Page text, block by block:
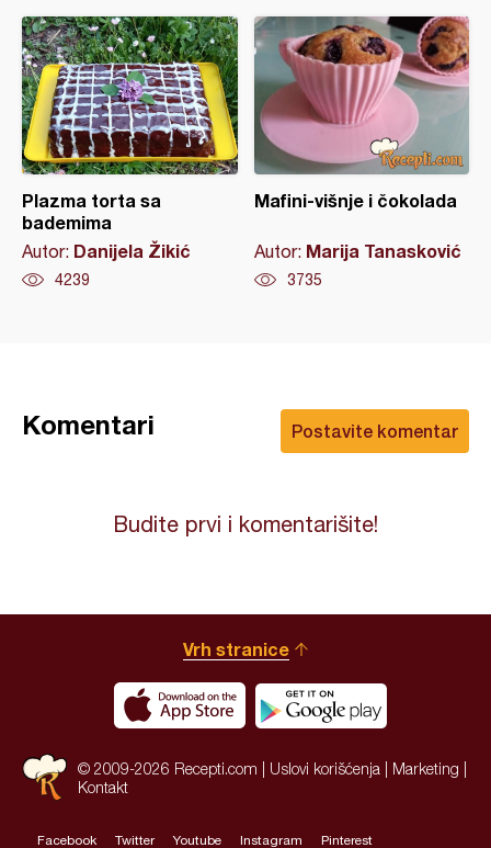
Plazma torta sa
bademima
Autor: Danijela Žikić
4239
Mafini-višnje i čokolada
Autor: Marija Tanasković
3735
Postavite komentar
Komentari
Budite prvi i komentarišite!
Vrh stranice
© 2009-2026 Recepti.com | Uslovi korišćenja Marketing
Kontakt
Facebook Twitter Youtube Instagram Pinterest